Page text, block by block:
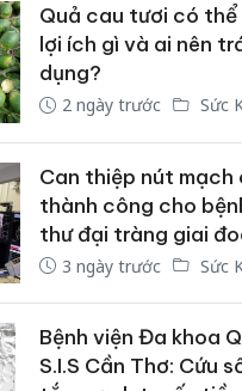
Quả cau tươi có thể
lợi ích gì và ai nên
dụng?
2 ngày trước Sức
Can thiệp nút mạch
thành công cho
thư đại tràng giai
3 ngày trước Sức
Bệnh viện Đa khoa
S.I.S Cần Thơ: Cứu